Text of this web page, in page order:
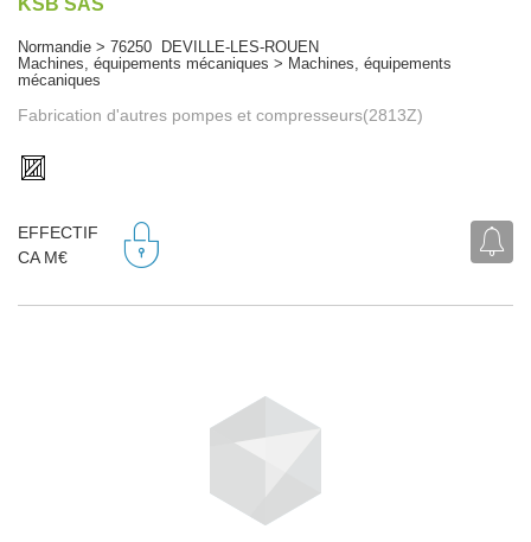
Normandie > 76250 DEVILLE-LES-ROUEN
Machines, équipements mécaniques > Machines, équipements
mécaniques
Fabrication d'autres pompes et compresseurs(2813Z)
EFFECTIF
CA M€